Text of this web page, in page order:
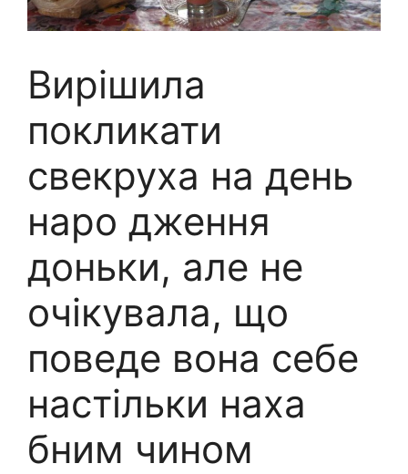
Вирішила
покликати
свекруха на день
наро дження
доньки, але не
очікувала, що
поведе вона себе
настільки наха
бним чином